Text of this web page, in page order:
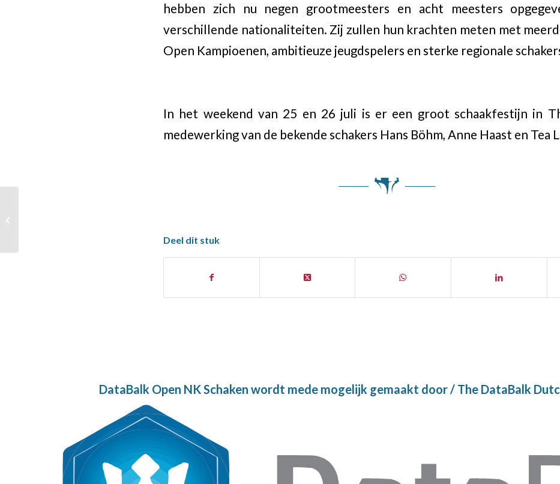
hebben zich nu negen grootmeesters en acht meesters
verschillende nationaliteiten. Zij zullen hun krachten meten met
Open Kampioenen, ambitieuze jeugdspelers en sterke regionale
In het weekend van 25 en 26 juli is er een groot schaakfestijn in
medewerking van de bekende schakers Hans Böhm, Anne Haast en Tea
Deel dit stuk
DataBalk Open NK Schaken wordt mede mogelijk gemaakt door / The DataBalk